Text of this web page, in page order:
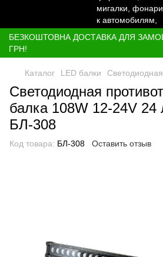
БЕЗКОШТОВНА ДОСТАВКА ДЛЯ
ГРН!
Каталог LED балки
Светодиодная
балка 108W 12-24V 24
БЛ-308
Код товара: БЛ-308 Оставить отзыв